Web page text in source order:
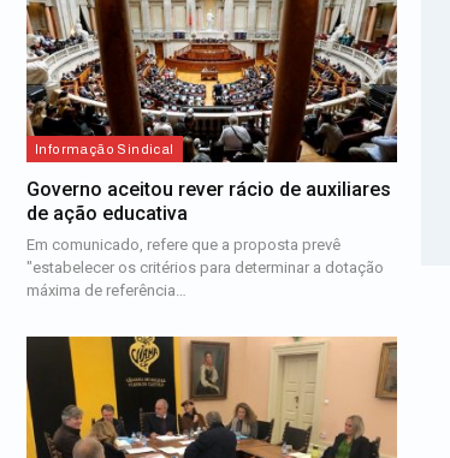
Informação Sindical
Governo aceitou rever rácio de auxiliares
de ação educativa
Em comunicado, refere que a proposta prevê
"estabelecer os critérios para determinar a dotação
máxima de referência…